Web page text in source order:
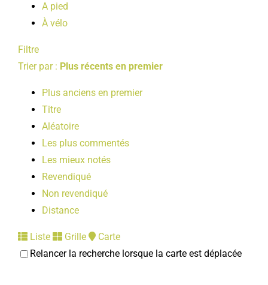
A pied
À vélo
Filtre
Trier par : Plus récents en premier
Plus anciens en premier
Titre
Aléatoire
Les plus commentés
Les mieux notés
Revendiqué
Non revendiqué
Distance
Liste Grille
Carte
Relancer la recherche lorsque la carte est déplacée